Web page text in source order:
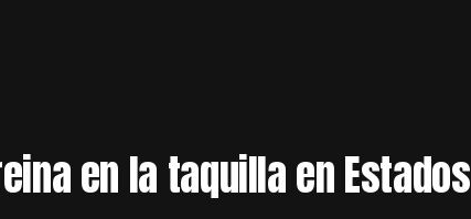
en la taquilla en Estados